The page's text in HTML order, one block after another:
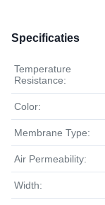
Specificaties
Temperature
Resistance:
Color:
Membrane Type:
Air Permeability:
Width: